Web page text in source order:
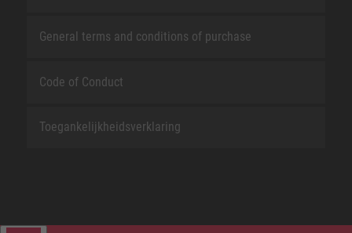
General terms and conditions of purchase
Code of Conduct
Toegankelijkheidsverklaring